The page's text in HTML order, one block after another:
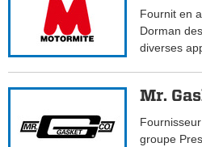
Fournit en
Dorman
diverses
Mr.
groupe